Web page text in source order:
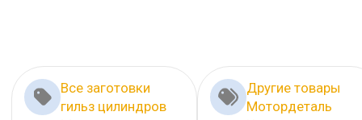
Все заготовки
гильз цилиндров
Другие товары
Мотордеталь